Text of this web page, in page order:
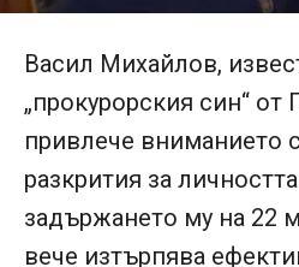
Васил Михайлов,
„прокурорския син“ от
привлече вниманието
разкрития за
задържането му на 22
вече изтърпява